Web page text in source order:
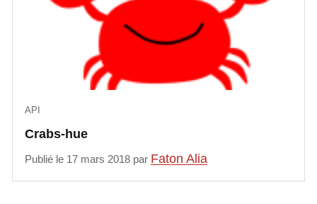
Crabs-hue
API
Publié le 17 mars 2018 par Faton Alia